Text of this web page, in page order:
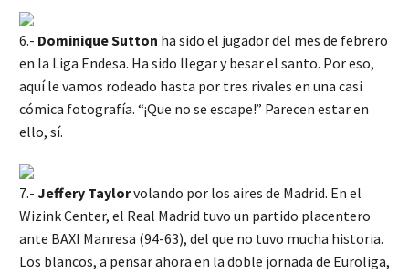
6.- Dominique Sutton ha sido el jugador del mes de febrero
en la Liga Endesa. Ha sido llegar y besar el santo. Por eso,
aquí le vamos rodeado hasta por tres rivales en una casi
cómica fotografía. “¡Que no se escape!” Parecen estar en
ello, sí.
7.- Jeffery Taylorvolando por los aires de Madrid. En el
Wizink Center, el Real Madrid tuvo un partido placentero
ante BAXI Manresa (94-63), del que no tuvo mucha historia.
Los blancos, a pensar ahora en la doble jornada de Euroliga,